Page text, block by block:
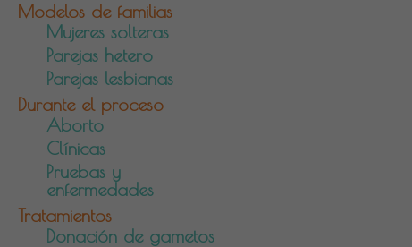
Modelos de familias
Mujeres solteras
Parejas hetero
Parejas lesbianas
Durante el proceso
Aborto
Clínicas
Pruebas y
enfermedades
Tratamientos
Donación de gametos